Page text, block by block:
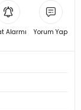
Alarmı Yorum Yap